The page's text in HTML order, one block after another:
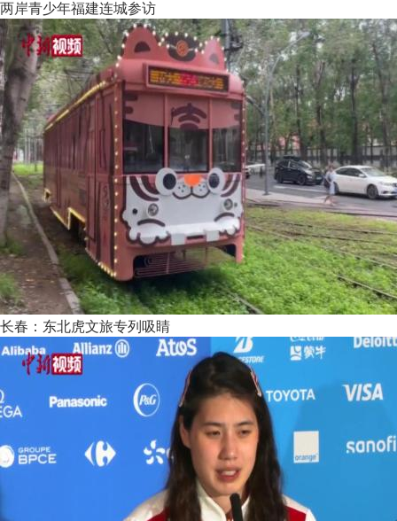
两岸青少年福建连城参访
长春：东北虎文旅专列吸睛